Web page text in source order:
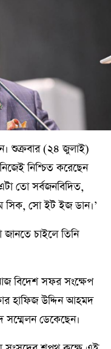
শুক্রবার (২৪ জুলাই)
নিশ্চিত করেছেন
তো সর্বজনবিদিত,
সিক, সো ইট ইজ ডান।’
জানতে চাইলে তিনি
বিদেশ সফর সংক্ষেপ
হাফিজ উদ্দিন আহমদ
সম্মেলন ডেকেছেন।